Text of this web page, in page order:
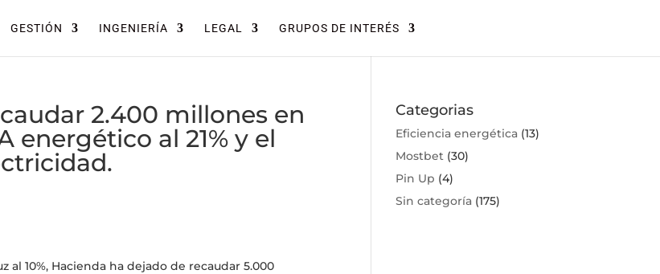
GESTIÓN INGENIERÍA LEGAL GRUPOS DE INTERÉS
2.400 millones en
energético al 21% y el
al 10%, Hacienda ha dejado de recaudar 5.000
Categorias
Eficiencia energética (13)
Mostbet (30)
Pin Up (4)
Sin categoría (175)